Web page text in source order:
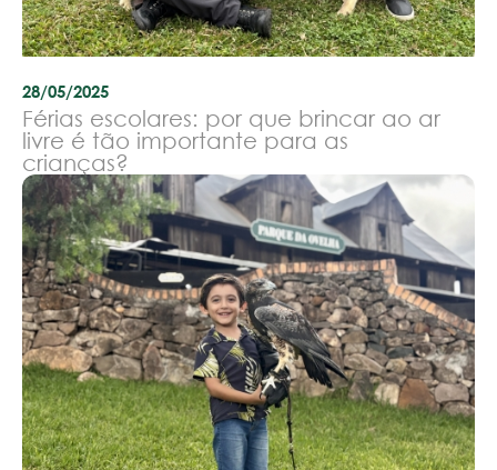
28/05/2025
Férias escolares: por que brincar ao ar
livre é tão importante para as
crianças?